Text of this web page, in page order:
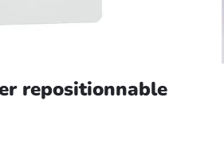
repositionnable